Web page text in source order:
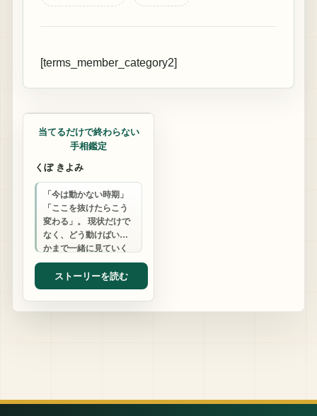
[terms_member_category2]
当てるだけで終わらない
手相鑑定
くぼ きよみ
「今は動かない時期」
「ここを抜けたらこう
変わる」。 現状だけで
なく、どう動けばいい
かまで一緒に見ていく
手相鑑定です。
ストーリーを読む